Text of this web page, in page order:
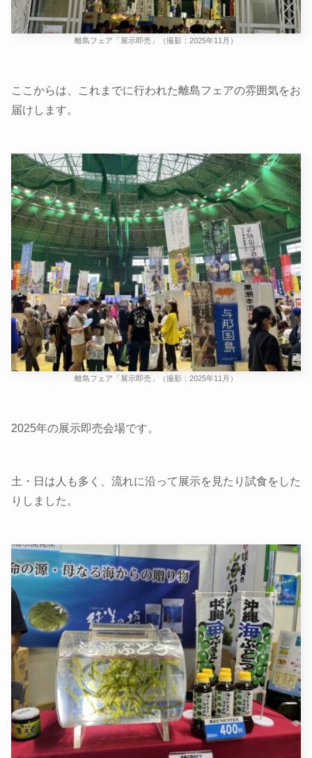
離島フェア「展示即売」（撮影：2025年11月）
ここからは、これまでに行われた離島フェアの雰囲気をお
届けします。
離島フェア「展示即売」（撮影：2025年11月）
2025年の展示即売会場です。
土・日は人も多く、流れに沿って展示を見たり試食をした
りしました。